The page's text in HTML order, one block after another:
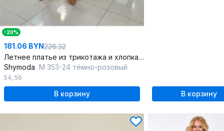
-20%
181.06 BYN226.32
Летнее платье из трикотажа и хлопка с поясом
Shymoda М 353-24 тёмно-розовый
54, 56
В корзину В корзину